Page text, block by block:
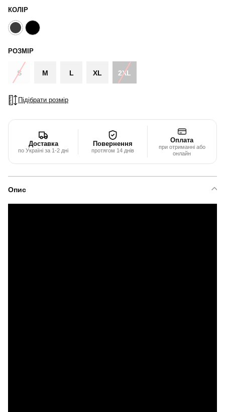
КОЛІР
РОЗМІР
S M L XL 2XL
Підібрати розмір
Доставка
по Україні за 1-2 дні
Повернення
протягом 14 днів
Оплата
при отриманні або
онлайн
Опис